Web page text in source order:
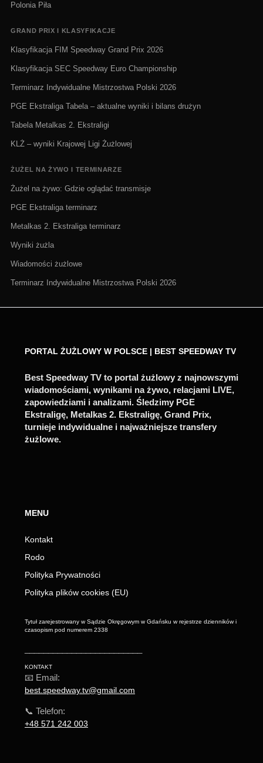
Polonia Piła
GRAND PRIX I KLASYFIKACJE
Klasyfikacja FIM Speedway Grand Prix 2026
Klasyfikacja SEC Speedway Euro Championship
Terminarz Indywidualne Mistrzostwa Polski 2026
PGE Ekstraliga Tabela – aktualne wyniki i bilans drużyn
Tabela Metalkas 2. Ekstraligi
KLŻ – wyniki Krajowej Ligi Żużlowej
ŻUŻEL NA ŻYWO I TERMINARZE
Żużel na żywo: Gdzie oglądać transmisje
PGE Ekstraliga terminarz
Metalkas 2. Ekstraliga terminarz
Wyniki żużla
Wiadomości żużlowe
Terminarz Indywidualne Mistrzostwa Polski 2026
PORTAL ŻUŻLOWY W POLSCE | BEST SPEEDWAY TV
Best Speedway TV to portal żużlowy z najnowszymi
wiadomościami, wynikami na żywo, relacjami LIVE,
zapowiedziami i analizami. Śledzimy PGE
Ekstraligę, Metalkas 2. Ekstraligę, Grand Prix,
turnieje indywidualne i najważniejsze transfery
żużlowe.
MENU
Kontakt
Rodo
Polityka Prywatności
Polityka plików cookies (EU)
Tytuł zarejestrowany w Sądzie Okręgowym w Gdańsku w rejestrze dzienników i
czasopism pod numerem 2338
KONTAKT
📧 Email:
best.speedway.tv@gmail.com
📞 Telefon:
+48 571 242 003